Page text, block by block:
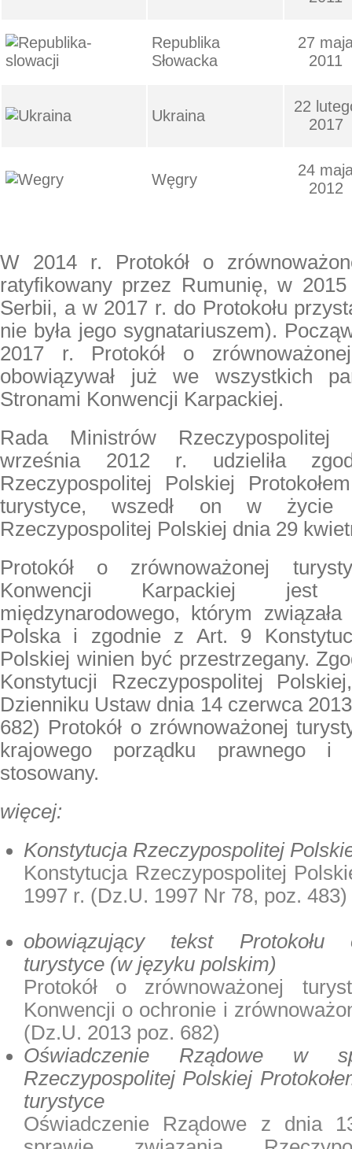
Republika
Słowacka
27
2011
Ukraina
22
2017
Węgry
24
2012
W 2014 r. Protokół o
ratyfikowany przez Rumunię, w
Serbii, a w 2017 r. do Protokołu
nie była jego sygnatariuszem).
2017 r. Protokół o
obowiązywał już we wszystkich
Stronami Konwencji Karpackiej.
Rada Ministrów
września 2012 r. udzieliła
Rzeczypospolitej Polskiej
turystyce, wszedł on w
Rzeczypospolitej Polskiej dnia 29
Protokół o zrównoważonej
Konwencji Karpackiej
międzynarodowego, którym
Polska i zgodnie z Art. 9
Polskiej winien być przestrzegany.
Konstytucji Rzeczypospolitej
Dzienniku Ustaw dnia 14 czerwca
682) Protokół o zrównoważonej
krajowego porządku prawnego i
stosowany.
więcej:
Konstytucja Rzeczypospolitej
Konstytucja Rzeczypospolitej
1997 r. (Dz.U. 1997 Nr 78, poz. 483)
obowiązujący tekst Protokołu
turystyce (w języku polskim)
Protokół o zrównoważonej
Konwencji o ochronie i
(Dz.U. 2013 poz. 682)
Oświadczenie Rządowe w
Rzeczypospolitej Polskiej
turystyce
Oświadczenie Rządowe z dnia